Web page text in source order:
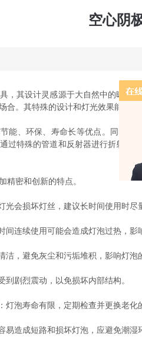
空心阴
其设计灵感源于大自然中的曙光和
合。其特殊的设计和灯光效果能够吸
、环保、寿命长等优点。同时，
过特殊的管道和反射器进行折射和
精密和创新的特点。
会损坏灯丝，建议长时间使用时尽
连续使用可能会造成灯泡过热，影
，避免灰尘和污垢堆积，影响灯泡
剧烈震动，以免损坏内部结构。
泡寿命有限，定期检查并更换老化
造成短路和损坏灯泡，应避免潮湿